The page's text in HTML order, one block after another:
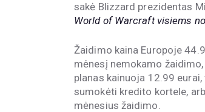
sakė Blizzard prezidentas
World of Warcraft visiems
Žaidimo kaina Europoje
mėnesį nemokamo
planas kainuoja 12.99
sumokėti kredito kortele,
mėnesius žaidimo.